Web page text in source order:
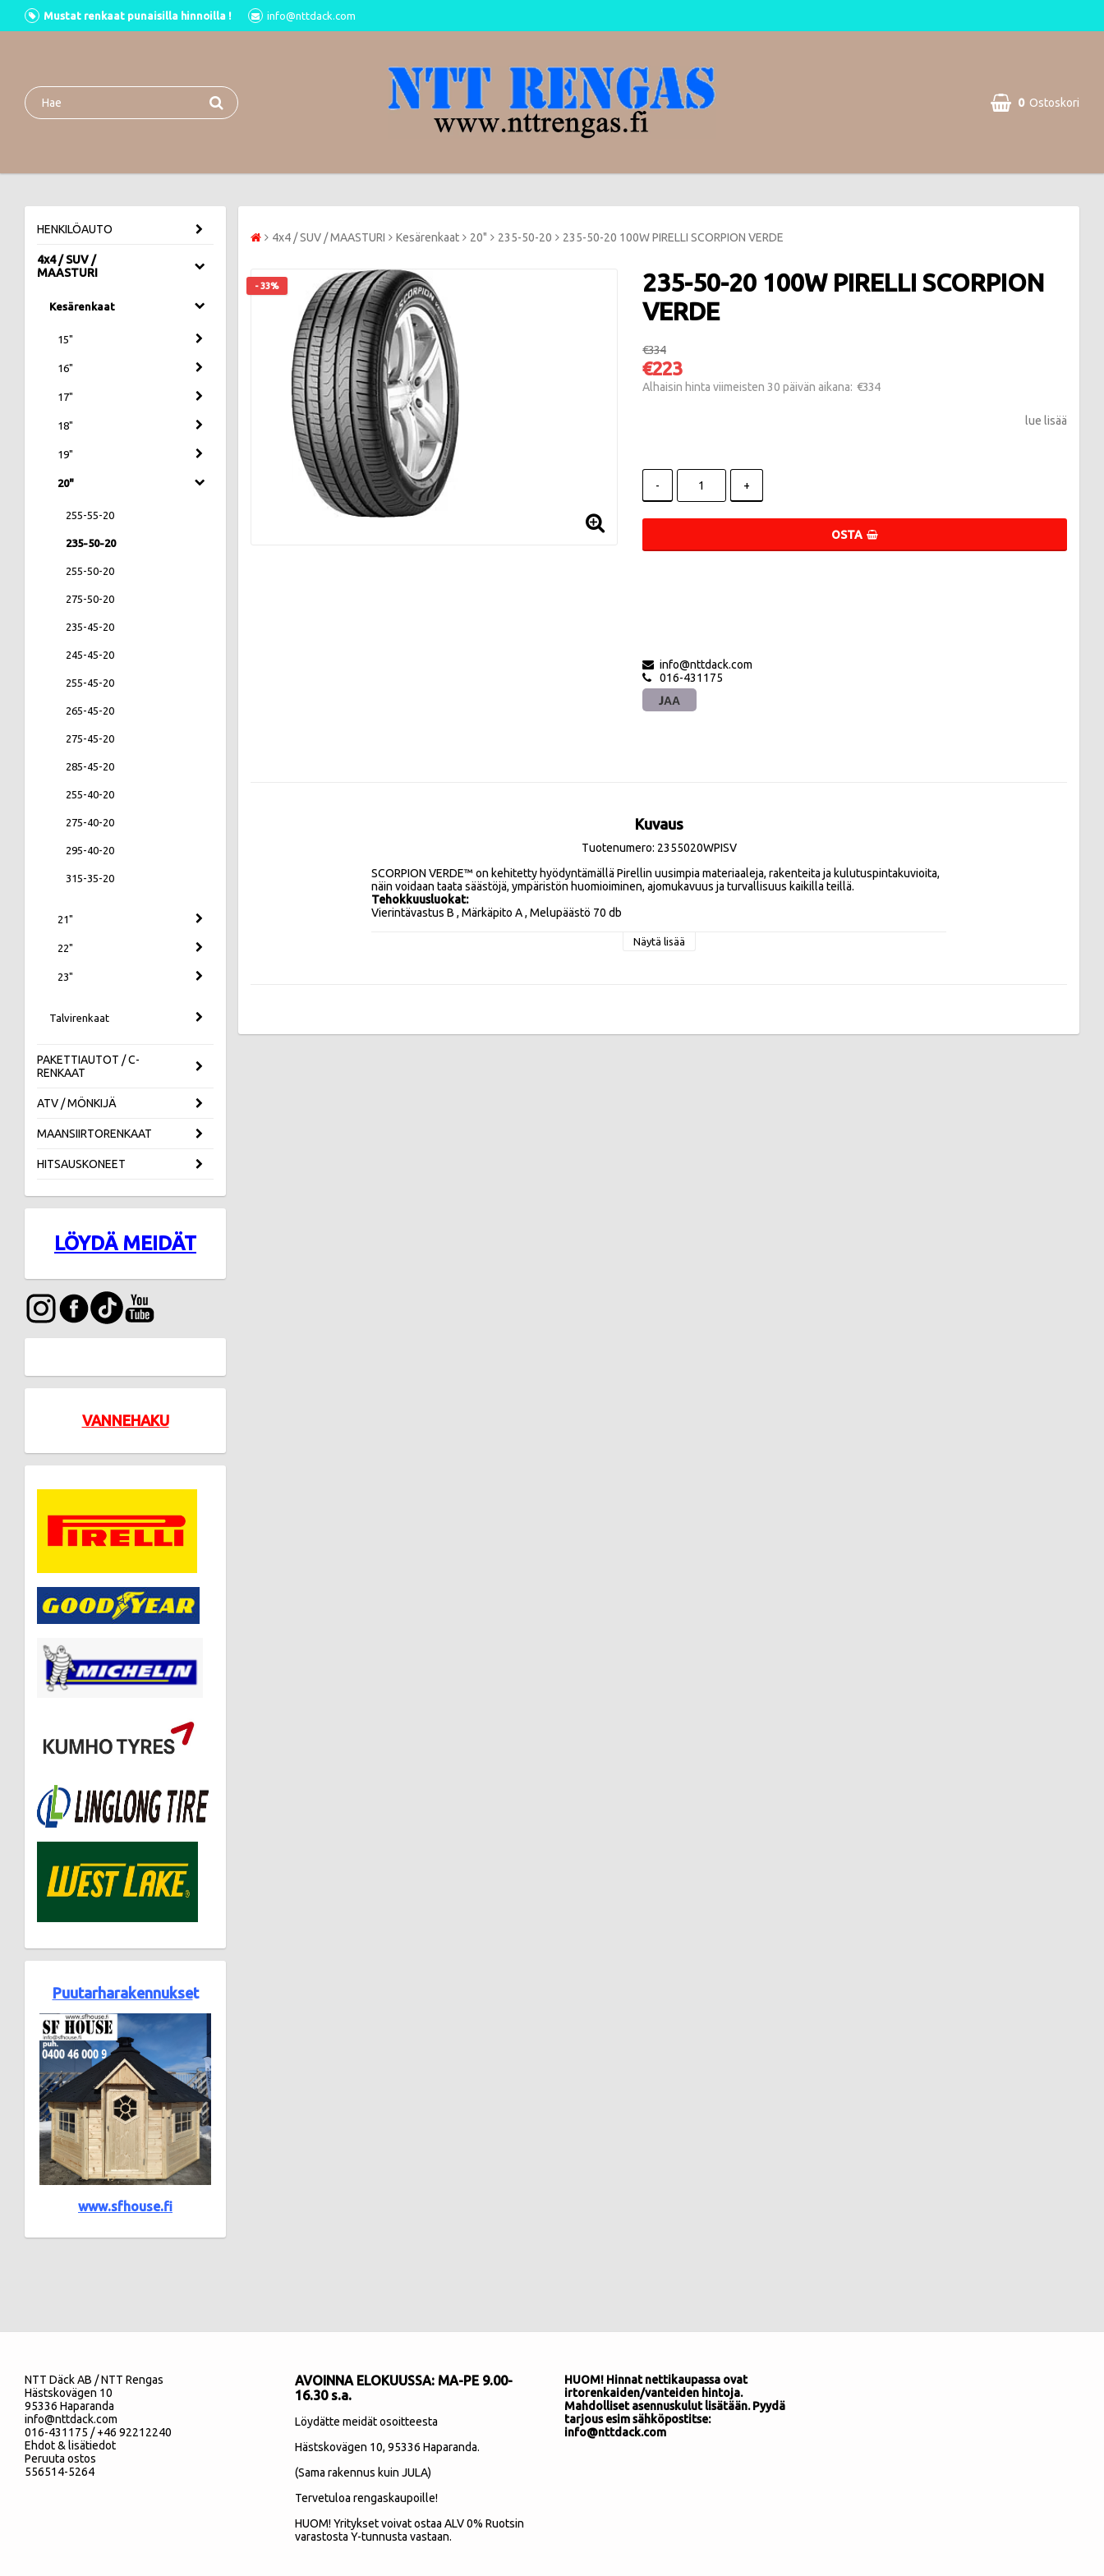
Mustat renkaat punaisilla hinnoilla ! info@nttdack.com
0 Ostoskori
HENKILÖAUTO
4x4 / SUV /
MAASTURI
Kesärenkaat
15"
16"
17"
18"
19"
20"
255-55-20
235-50-20
255-50-20
275-50-20
235-45-20
245-45-20
255-45-20
265-45-20
275-45-20
285-45-20
255-40-20
275-40-20
295-40-20
315-35-20
21"
22"
23"
Talvirenkaat
PAKETTIAUTOT / C-
RENKAAT
ATV / MÖNKIJÄ
MAANSIIRTORENKAAT
HITSAUSKONEET
LÖYDÄ MEIDÄT
VANNEHAKU
Puutarharakennukset
www.sfhouse.fi
4x4 / SUV / MAASTURI Kesärenkaat 20" 235-50-20 235-50-20 100W PIRELLI SCORPION VERDE
- 33%
235-50-20 100W PIRELLI SCORPION
VERDE
€334
€223
Alhaisin hinta viimeisten 30 päivän aikana €334
lue lisää
- +
OSTA
info@nttdack.com
016-431175
JAA
Kuvaus
Tuotenumero: 2355020WPISV
SCORPION VERDE™ on kehitetty hyödyntämällä Pirellin uusimpia materiaaleja, rakenteita ja kulutuspintakuvioita,
Tehokkuusluokat:
Vierintävastus B , Märkäpito A , Melupäästö 70 db
Näytä lisää
NTT Däck AB / NTT Rengas
Hästskovägen 10
95336 Haparanda
info@nttdack.com
016-431175 / +46 92212240
Ehdot & lisätiedot
Peruuta ostos
556514-5264
AVOINNA ELOKUUSSA: MA-PE 9.00-
16.30 s.a.
Löydätte meidät osoitteesta
Hästskovägen 10, 95336 Haparanda.
(Sama rakennus kuin JULA)
Tervetuloa rengaskaupoille!
HUOM! Yritykset voivat ostaa ALV 0% Ruotsin
varastosta Y-tunnusta vastaan.
HUOM! Hinnat nettikaupassa ovat
irtorenkaiden/vanteiden hintoja.
Mahdolliset asennuskulut lisätään. Pyydä
tarjous esim sähköpostitse:
info@nttdack.com